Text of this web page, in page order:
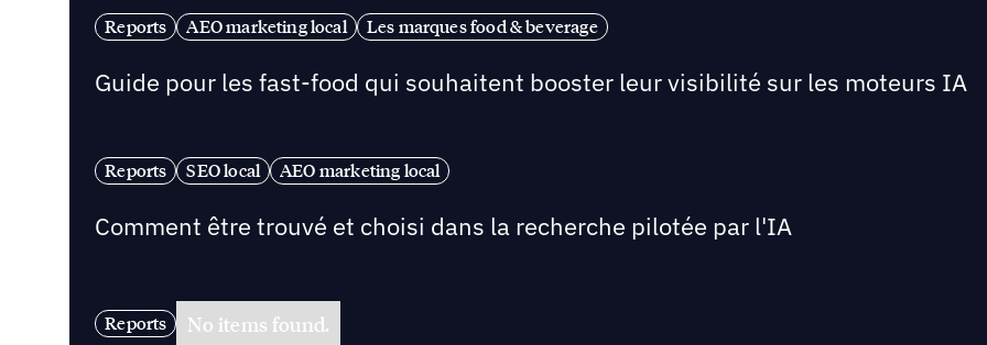
Reports AEO marketing local Les marques food & beverage
Guide pour les fast-food qui souhaitent booster leur visibilité sur les moteurs IA
Reports SEO local AEO marketing local
Comment être trouvé et choisi dans la recherche pilotée par l'IA
Reports No items found.